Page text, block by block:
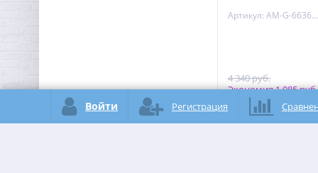
Артикул: AM-G-6636-90
4 340 руб.
Экономия 1 085 руб.
3 255 руб.за 1
Войти Регистрация